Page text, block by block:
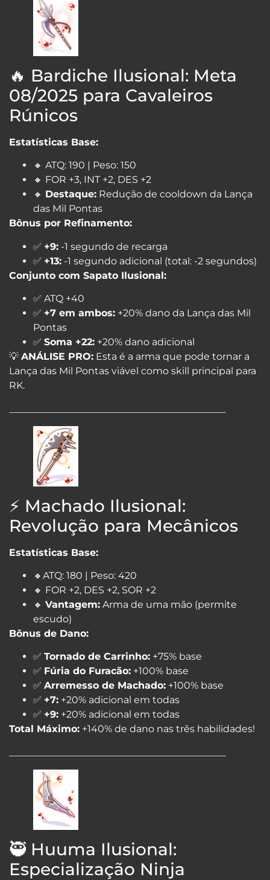
🔥 Bardiche Ilusional: Meta
08/2025 para Cavaleiros
Rúnicos
Estatísticas Base:
🔸 ATQ: 190 | Peso: 150
🔸 FOR +3, INT +2, DES +2
🔸 Destaque: Redução de cooldown da Lança
das Mil Pontas
Bônus por Refinamento:
✅ +9: -1 segundo de recarga
✅ +13: -1 segundo adicional (total: -2 segundos)
Conjunto com Sapato Ilusional:
✅ ATQ +40
✅ +7 em ambos: +20% dano da Lança das Mil
Pontas
✅ Soma +22: +20% dano adicional
💡 ANÁLISE PRO: Esta é a arma que pode tornar a
Lança das Mil Pontas viável como skill principal para
RK.
⚡ Machado Ilusional:
Revolução para Mecânicos
Estatísticas Base:
🔸ATQ: 180 | Peso: 420
🔸 FOR +2, DES +2, SOR +2
🔸 Vantagem: Arma de uma mão (permite
escudo)
Bônus de Dano:
✅ Tornado de Carrinho: +75% base
✅ Fúria do Furacão: +100% base
✅ Arremesso de Machado: +100% base
✅ +7: +20% adicional em todas
✅ +9: +20% adicional em todas
Total Máximo: +140% de dano nas três habilidades!
🥷 Huuma Ilusional:
Especialização Ninja